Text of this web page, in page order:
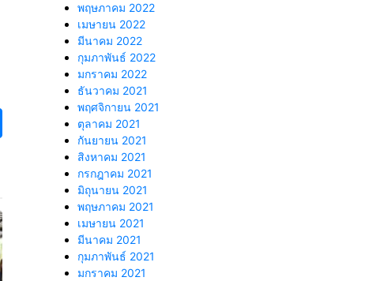
พฤษภาคม 2022
เมษายน 2022
มีนาคม 2022
กุมภาพันธ์ 2022
มกราคม 2022
ธันวาคม 2021
พฤศจิกายน 2021
ตุลาคม 2021
กันยายน 2021
สิงหาคม 2021
กรกฎาคม 2021
มิถุนายน 2021
พฤษภาคม 2021
เมษายน 2021
มีนาคม 2021
กุมภาพันธ์ 2021
มกราคม 2021